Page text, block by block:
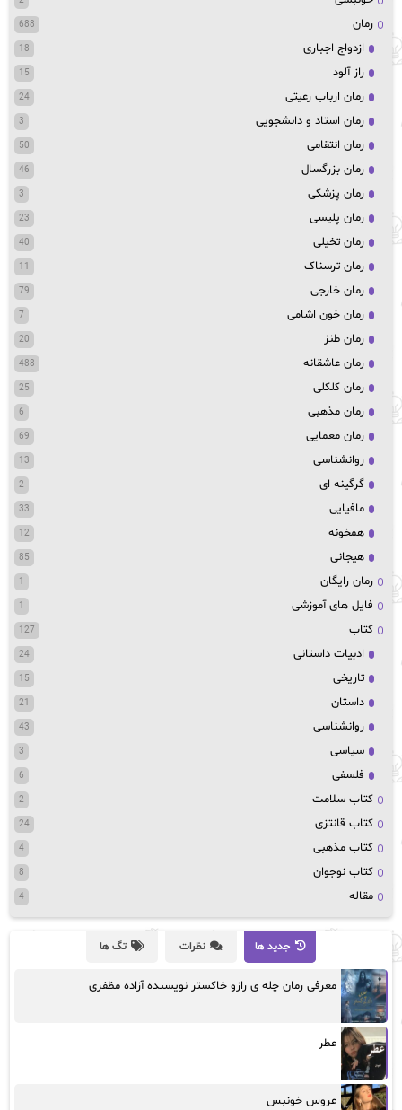
رمان 688
ازدواج اجباری 18
راز آلود 15
رمان ارباب رعیتی 24
رمان استاد و دانشجویی 3
رمان انتقامی 50
رمان بزرگسال 46
رمان پزشکی 3
رمان پلیسی 23
رمان تخیلی 40
رمان ترسناک 11
رمان خارجی 79
رمان خون اشامی 7
رمان طنز 20
رمان عاشقانه 488
رمان کلکلی 25
رمان مذهبی 6
رمان معمایی 69
روانشناسی 13
گرگینه ای 2
مافیایی 33
همخونه 12
هیجانی 85
رمان رایگان 1
فایل های آموزشی 1
کتاب 127
ادبیات داستانی 24
تاریخی 15
داستان 21
روانشناسی 43
سیاسی 3
فلسفی 6
کتاب سلامت 2
کتاب قانتزی 24
کتاب مذهبی 4
کتاب نوجوان 8
مقاله 4
جدید ها نظرات تگ ها
معرفی رمان چله ی رازو خاکستر نویسنده آزاده مظفری
عطر
عروس خونبس